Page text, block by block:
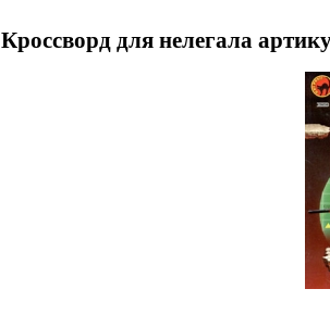
Кроссворд для нелегала